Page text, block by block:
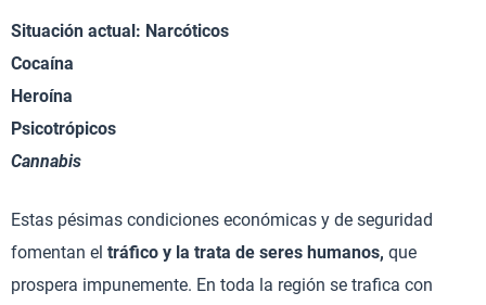
Situación actual: Narcóticos
Cocaína
Heroína
Psicotrópicos
Cannabis
Estas pésimas condiciones económicas y de seguridad
fomentan el tráfico y la trata de seres humanos, que
prospera impunemente. En toda la región se trafica con